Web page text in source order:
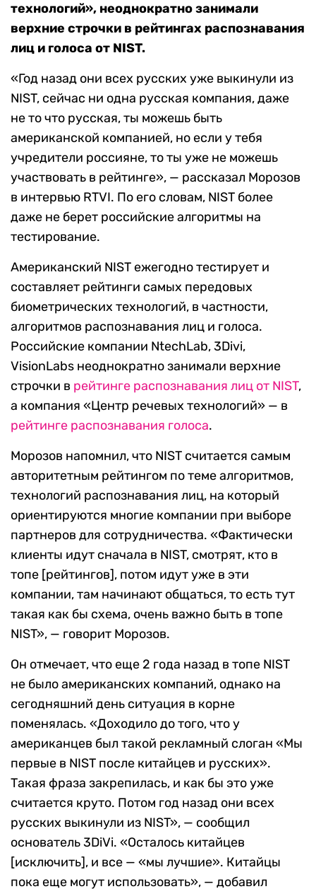
технологий», неоднократно занимали
верхние строчки в рейтингах распознавания
лиц и голоса от NIST.
«Год назад они всех русских уже выкинули из
NIST, сейчас ни одна русская компания, даже
не то что русская, ты можешь быть
американской компанией, но если у тебя
учредители россияне, то ты уже не можешь
участвовать в рейтинге», — рассказал Морозов
в интервью RTVI. По его словам, NIST более
даже не берет российские алгоритмы на
тестирование.
Американский NIST ежегодно тестирует и
составляет рейтинги самых передовых
биометрических технологий, в частности,
алгоритмов распознавания лиц и голоса.
Российские компании NtechLab, 3Divi,
VisionLabs неоднократно занимали верхние
строчки в рейтинге распознавания лиц от NIST,
а компания «Центр речевых технологий» — в
рейтинге распознавания голоса.
Морозов напомнил, что NIST считается самым
авторитетным рейтингом по теме алгоритмов,
технологий распознавания лиц, на который
ориентируются многие компании при выборе
партнеров для сотрудничества. «Фактически
клиенты идут сначала в NIST, смотрят, кто в
топе [рейтингов], потом идут уже в эти
компании, там начинают общаться, то есть тут
такая как бы схема, очень важно быть в топе
NIST», — говорит Морозов.
Он отмечает, что еще 2 года назад в топе NIST
не было американских компаний, однако на
сегодняшний день ситуация в корне
поменялась. «Доходило до того, что у
американцев был такой рекламный слоган «Мы
первые в NIST после китайцев и русских».
Такая фраза закрепилась, и как бы это уже
считается круто. Потом год назад они всех
русских выкинули из NIST», — сообщил
основатель 3DiVi. «Осталось китайцев
[исключить], и все — «мы лучшие». Китайцы
пока еще могут использовать», — добавил